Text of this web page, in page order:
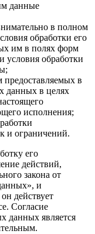
данные
в полном
обработки его
им в полях форм
условия обработки
предоставляемых в
данных в целях
исполнения;
и ограничений.
его
действий,
закона от
и
действует
Согласие
данных является